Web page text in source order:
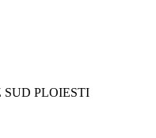
SUD PLOIESTI